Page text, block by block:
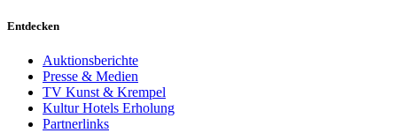
Entdecken
Auktionsberichte
Presse & Medien
TV Kunst & Krempel
Kultur Hotels Erholung
Partnerlinks